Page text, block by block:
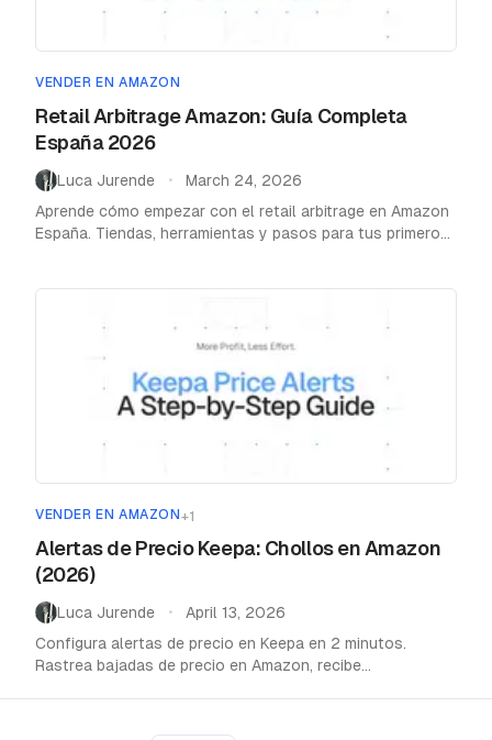
VENDER EN AMAZON
Retail Arbitrage Amazon: Guía Completa
España 2026
Luca Jurende •
March 24, 2026
Aprende cómo empezar con el retail arbitrage en Amazon
España. Tiendas, herramientas y pasos para tus primeros
VENDER EN AMAZON +1
Alertas de Precio Keepa: Chollos en Amazon
(2026)
Luca Jurende •
April 13, 2026
Configura alertas de precio en Keepa en 2 minutos.
Rastrea bajadas de precio en Amazon, recibe